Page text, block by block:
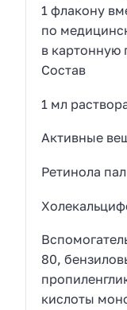
1 флакону
по
в картонную
Состав
1 мл
Активные
Ретинола
80,
кислоты